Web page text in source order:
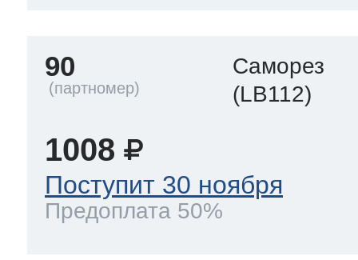
90
Саморез
(LB112)
1008
Поступит 30 ноября
Предоплата 50%